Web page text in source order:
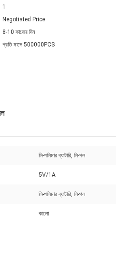
1
Negotiated Price
8-10 কাজের দিন
প্রতি মাসে 500000PCS
লি-পলিমার ব্যাটারি, লি-পল
5V/1A
লি-পলিমার ব্যাটারি, লি-পল
কালো